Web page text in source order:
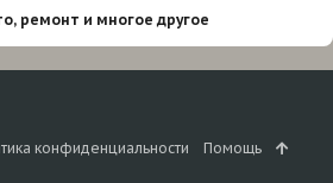
ремонт и многое другое
конфиденциальности Помощь